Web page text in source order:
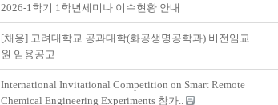
2026-1학기 1학년세미나 이수현황 안내
[채용] 고려대학교 공과대학(화공생명공학과) 비전임교
원 임용공고
International Invitational Competition on Smart Remote
Chemical Engineering Experiments 참가..